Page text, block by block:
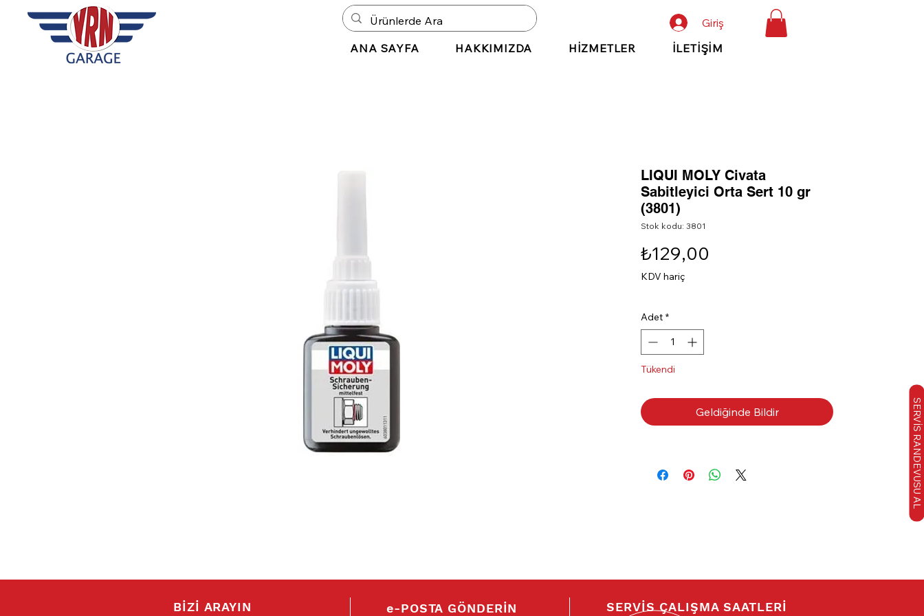
Giriş
ANA SAYFA
HAKKIMIZDA HİZMETLER İLETİŞİM
SERVİS RANDEVUSU AL
LIQUI MOLY Civata
Sabitleyici Orta Sert 10 gr
(3801)
Stok kodu: 3801
₺129,00
KDV hariç
Adet *
Tükendi
Geldiğinde Bildir
BİZİ ARAYIN e-POSTA GÖNDERİN SERVİS ÇALIŞMA SAATLERİ